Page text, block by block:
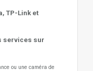
TP-Link et
services sur
ou une caméra de